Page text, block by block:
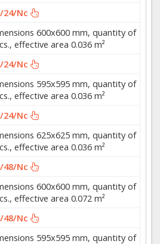
24/Nc
600x600 mm, quantity of
effective area 0.036 m²
24/Nc
595x595 mm, quantity of
effective area 0.036 m²
24/Nc
625x625 mm, quantity of
effective area 0.036 m²
48/Nc
600x600 mm, quantity of
effective area 0.072 m²
48/Nc
595x595 mm, quantity of